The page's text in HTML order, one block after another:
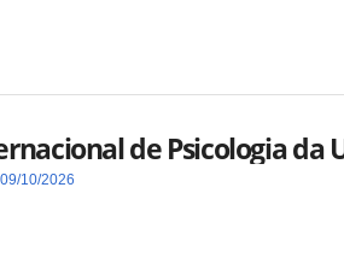
de Psicologia da
10/2026